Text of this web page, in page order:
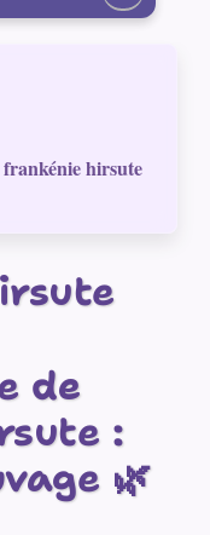
frankénie hirsute
de
:
🌿